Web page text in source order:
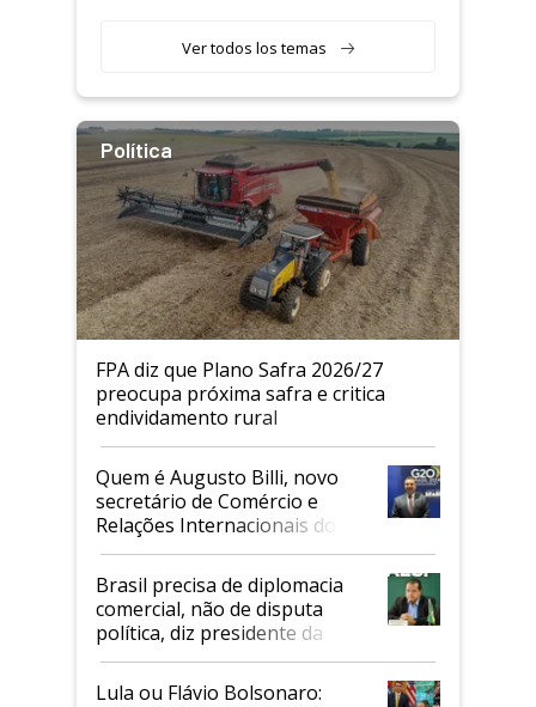
Ver todos los temas
Política
FPA diz que Plano Safra 2026/27
preocupa próxima safra e critica
endividamento rural
Quem é Augusto Billi, novo
secretário de Comércio e
Relações Internacionais do
Mapa
Brasil precisa de diplomacia
comercial, não de disputa
política, diz presidente da
Faesp
Lula ou Flávio Bolsonaro: